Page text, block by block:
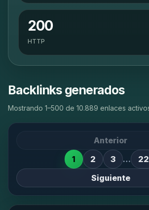
200
HTTP
Backlinks generados
Mostrando 1–500 de 10.889 enlaces
Anterior
1
2 3 …
22
Siguiente